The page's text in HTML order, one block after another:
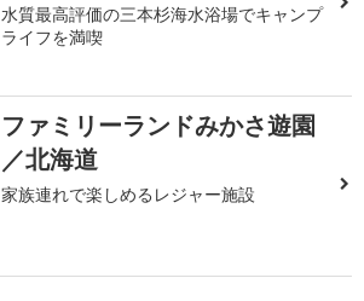
水質最高評価の三本杉海水浴場でキャンプ
ライフを満喫
ファミリーランドみかさ遊園
／北海道
家族連れで楽しめるレジャー施設